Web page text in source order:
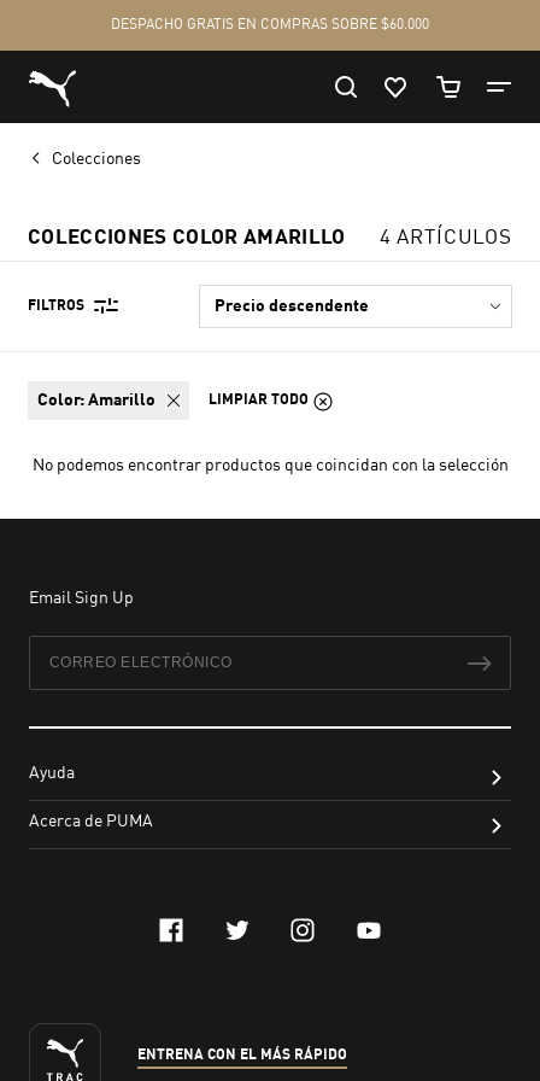
Colecciones
COLECCIONES COLOR AMARILLO 4 ARTÍCULOS
FILTROS
color: Amarillo LIMPIAR TODO
No podemos encontrar productos que coincidan con la selección